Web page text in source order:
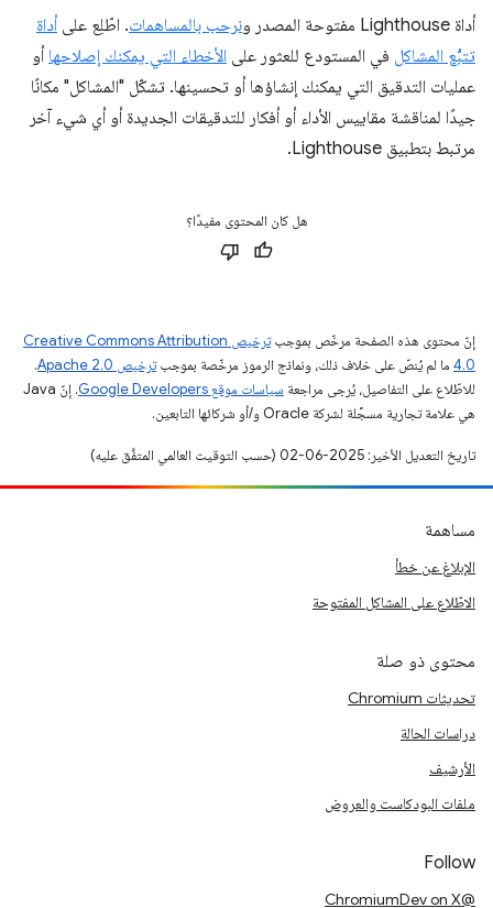
أداة Lighthouse مفتوحة المصدر و نرحب بالمساهمات. اطّلِع علىأداة
تتبُّع المشاكل في المستودع للعثور على الأخطاء التي يمكنك إصلاحها أو
عمليات التدقيق التي يمكنك إنشاؤها أو تحسينها. تشكّل "المشاكل" مكانًا
جيدًا لمناقشة مقاييس الأداء أو أفكار للتدقيقات الجديدة أو أي شيء آخر
مرتبط بتطبيق Lighthouse.
هل كان المحتوى مفيدًا؟
إنّ محتوى هذه الصفحة مرخّص بموجب
ترخيص Creative Commons Attribution
4.0‏ ما لم يُنصّ على خلاف ذلك، ونماذج الرموز مرخّصة بموجبترخيص Apache 2.0‏
.
للاطّلاع على التفاصيل، يُرجى مراجعة سياسات موقع Google Developers‏
. إنّ Java
هي علامة تجارية مسجَّلة لشركة Oracle و/أو شركائها التابعين.
تاريخ التعديل الأخير: 2025-06-02 (حسب التوقيت العالمي المتفَّق عليه)
مساهمة
الإبلاغ عن خطأ
الاطّلاع على المشاكل المفتوحة
محتوى ذو صلة
تحديثات Chromium
دراسات الحالة
الأرشيف
ملفات البودكاست والعروض
Follow
@ChromiumDev on X